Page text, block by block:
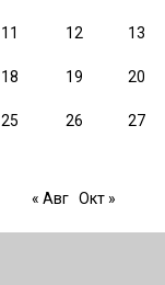
11 12 13
18 19 20
25 26 27
« Авг Окт »